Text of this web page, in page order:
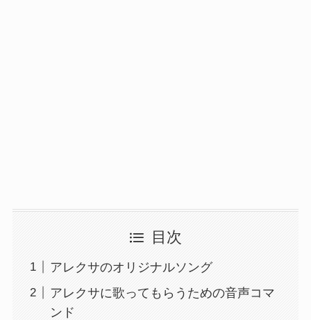
目次
アレクサのオリジナルソング
アレクサに歌ってもらうための音声コマ
ンド